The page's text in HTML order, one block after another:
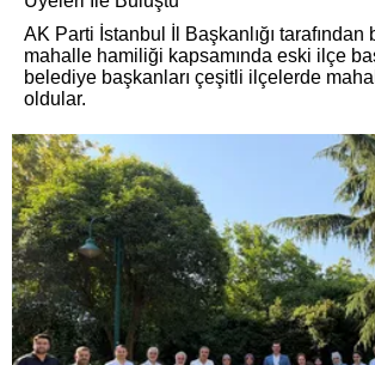
AK Parti İstanbul İl Başkanlığı tarafından
mahalle hamiliği kapsamında eski ilçe
belediye başkanları çeşitli ilçelerde
oldular.